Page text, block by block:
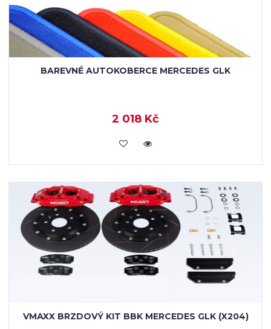
BAREVNÉ AUTOKOBERCE MERCEDES GLK
2 018 Kč
KOUPIT
VMAXX BRZDOVÝ KIT BBK MERCEDES GLK (X204)